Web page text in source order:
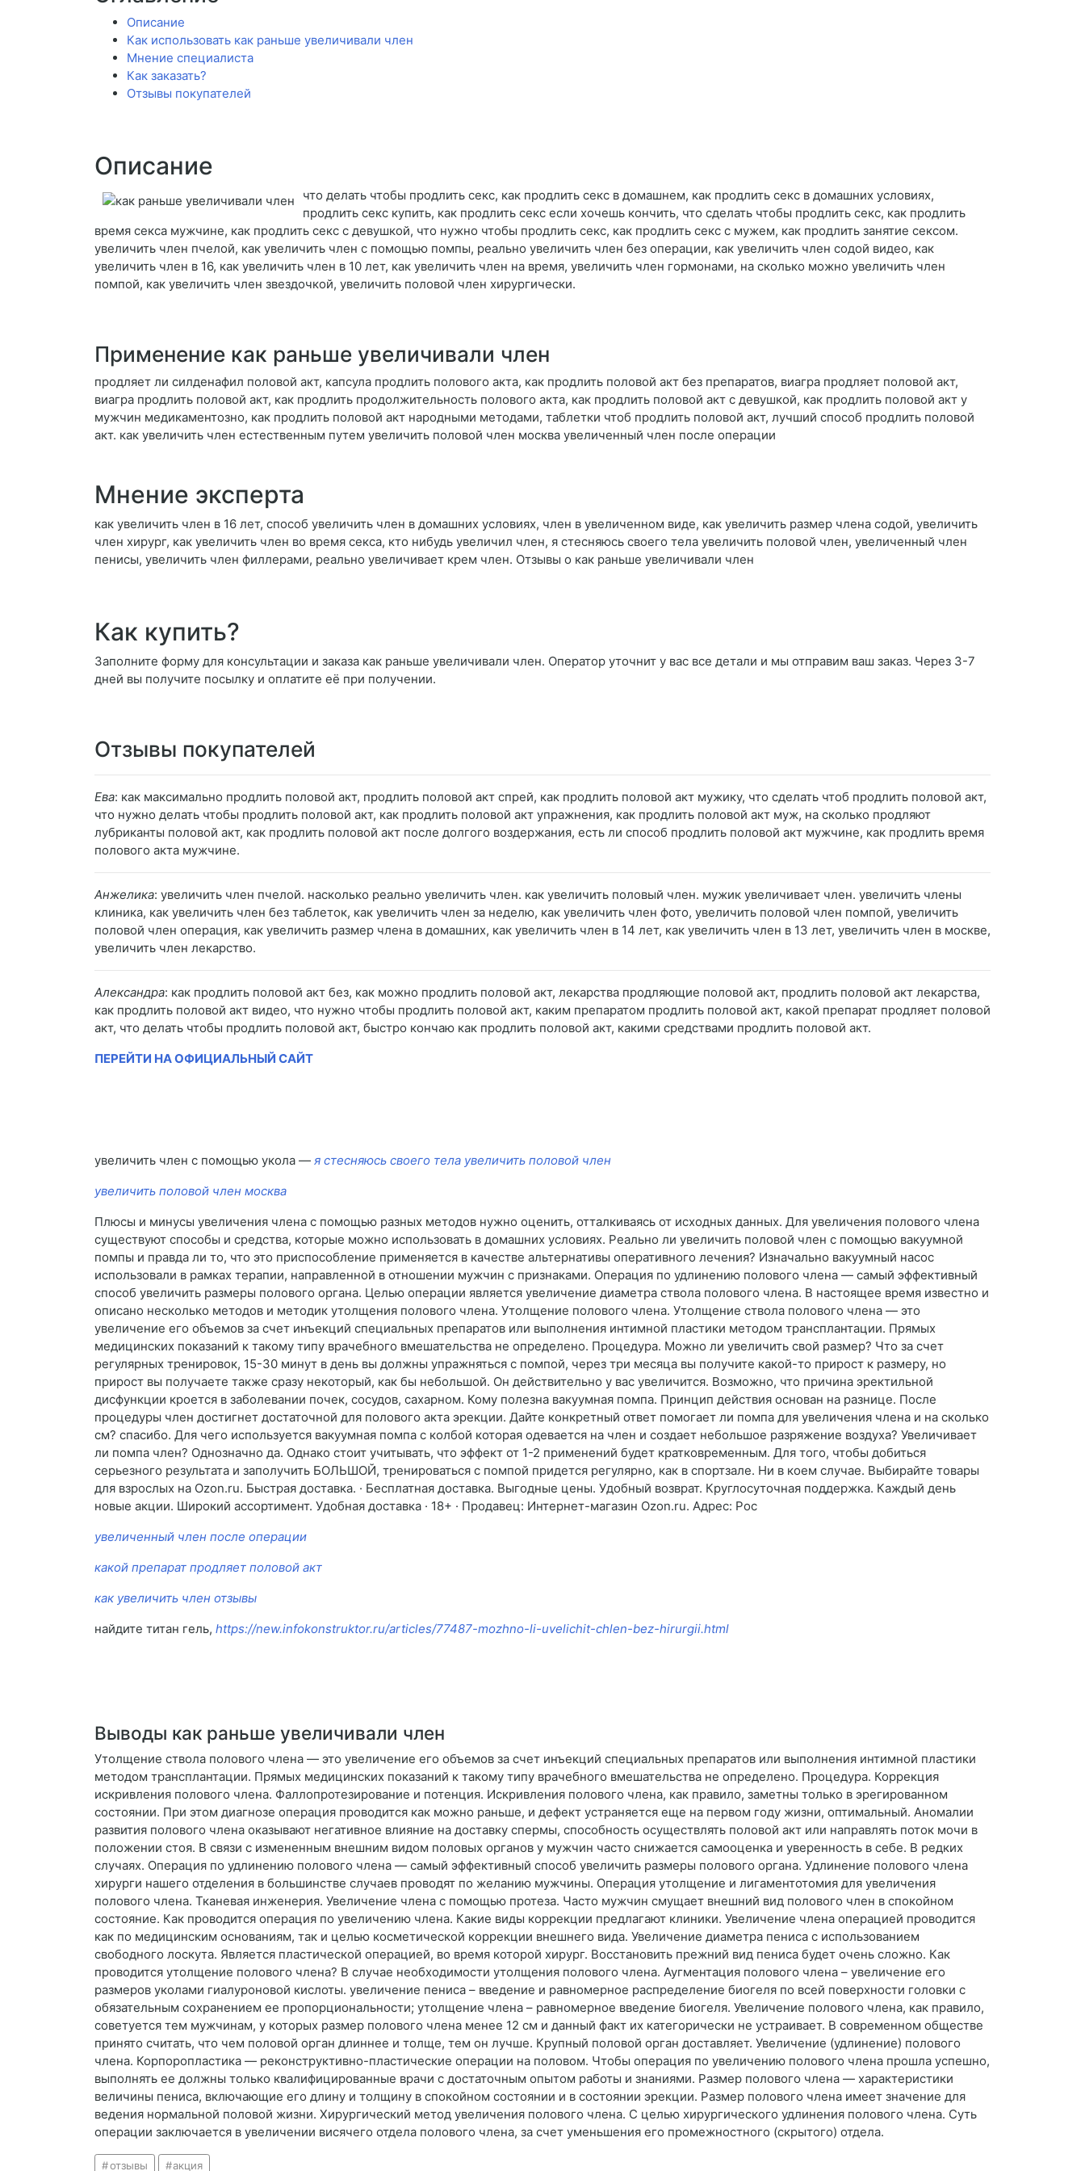
Описание
Как использовать как раньше увеличивали член
Мнение специалиста
Как заказать?
Отзывы покупателей
Описание
что делать чтобы продлить секс, как продлить секс в домашнем, как продлить секс в домашних условиях,
продлить секс купить, как продлить секс если хочешь кончить, что сделать чтобы продлить секс, как продлить
время секса мужчине, как продлить секс с девушкой, что нужно чтобы продлить секс, как продлить секс с мужем, как продлить занятие сексом.
увеличить член пчелой, как увеличить член с помощью помпы, реально увеличить член без операции, как увеличить член содой видео, как
увеличить член в 16, как увеличить член в 10 лет, как увеличить член на время, увеличить член гормонами, на сколько можно увеличить член
помпой, как увеличить член звездочкой, увеличить половой член хирургически.
Применение как раньше увеличивали член
продляет ли силденафил половой акт, капсула продлить полового акта, как продлить половой акт без препаратов, виагра продляет половой акт,
виагра продлить половой акт, как продлить продолжительность полового акта, как продлить половой акт с девушкой, как продлить половой акт у
мужчин медикаментозно, как продлить половой акт народными методами, таблетки чтоб продлить половой акт, лучший способ продлить половой
акт. как увеличить член естественным путем увеличить половой член москва увеличенный член после операции
Мнение эксперта
как увеличить член в 16 лет, способ увеличить член в домашних условиях, член в увеличенном виде, как увеличить размер члена содой, увеличить
член хирург, как увеличить член во время секса, кто нибудь увеличил член, я стесняюсь своего тела увеличить половой член, увеличенный член
пенисы, увеличить член филлерами, реально увеличивает крем член. Отзывы о как раньше увеличивали член
Как купить?
Заполните форму для консультации и заказа как раньше увеличивали член. Оператор уточнит у вас все детали и мы отправим ваш заказ. Через 3-7
дней вы получите посылку и оплатите её при получении.
Отзывы покупателей
Ева: как максимально продлить половой акт, продлить половой акт спрей, как продлить половой акт мужику, что сделать чтоб продлить половой акт,
что нужно делать чтобы продлить половой акт, как продлить половой акт упражнения, как продлить половой акт муж, на сколько продляют
лубриканты половой акт, как продлить половой акт после долгого воздержания, есть ли способ продлить половой акт мужчине, как продлить время
полового акта мужчине.
Анжелика: увеличить член пчелой. насколько реально увеличить член. как увеличить половый член. мужик увеличивает член. увеличить члены
клиника, как увеличить член без таблеток, как увеличить член за неделю, как увеличить член фото, увеличить половой член помпой, увеличить
половой член операция, как увеличить размер члена в домашних, как увеличить член в 14 лет, как увеличить член в 13 лет, увеличить член в москве,
увеличить член лекарство.
Александра: как продлить половой акт без, как можно продлить половой акт, лекарства продляющие половой акт, продлить половой акт лекарства,
как продлить половой акт видео, что нужно чтобы продлить половой акт, каким препаратом продлить половой акт, какой препарат продляет половой
акт, что делать чтобы продлить половой акт, быстро кончаю как продлить половой акт, какими средствами продлить половой акт.
ПЕРЕЙТИ НА ОФИЦИАЛЬНЫЙ САЙТ
увеличить член с помощью укола — я стесняюсь своего тела увеличить половой член
увеличить половой член москва
Плюсы и минусы увеличения члена с помощью разных методов нужно оценить, отталкиваясь от исходных данных. Для увеличения полового члена
существуют способы и средства, которые можно использовать в домашних условиях. Реально ли увеличить половой член с помощью вакуумной
помпы и правда ли то, что это приспособление применяется в качестве альтернативы оперативного лечения? Изначально вакуумный насос
использовали в рамках терапии, направленной в отношении мужчин с признаками. Операция по удлинению полового члена — самый эффективный
способ увеличить размеры полового органа. Целью операции является увеличение диаметра ствола полового члена. В настоящее время известно и
описано несколько методов и методик утолщения полового члена. Утолщение полового члена. Утолщение ствола полового члена — это
увеличение его объемов за счет инъекций специальных препаратов или выполнения интимной пластики методом трансплантации. Прямых
медицинских показаний к такому типу врачебного вмешательства не определено. Процедура. Можно ли увеличить свой размер? Что за счет
регулярных тренировок, 15-30 минут в день вы должны упражняться с помпой, через три месяца вы получите какой-то прирост к размеру, но
прирост вы получаете также сразу некоторый, как бы небольшой. Он действительно у вас увеличится. Возможно, что причина эректильной
дисфункции кроется в заболевании почек, сосудов, сахарном. Кому полезна вакуумная помпа. Принцип действия основан на разнице. После
процедуры член достигнет достаточной для полового акта эрекции. Дайте конкретный ответ помогает ли помпа для увеличения члена и на сколько
см? спасибо. Для чего используется вакуумная помпа с колбой которая одевается на член и создает небольшое разряжение воздуха? Увеличивает
ли помпа член? Однозначно да. Однако стоит учитывать, что эффект от 1-2 применений будет кратковременным. Для того, чтобы добиться
серьезного результата и заполучить БОЛЬШОЙ, тренироваться с помпой придется регулярно, как в спортзале. Ни в коем случае. Выбирайте товары
для взрослых на Ozon.ru. Быстрая доставка. · Бесплатная доставка. Выгодные цены. Удобный возврат. Круглосуточная поддержка. Каждый день
новые акции. Широкий ассортимент. Удобная доставка · 18+ · Продавец: Интернет-магазин Ozon.ru. Адрес: Рос
увеличенный член после операции
какой препарат продляет половой акт
как увеличить член отзывы
найдите титан гель, https://new.infokonstruktor.ru/articles/77487-mozhno-li-uvelichit-chlen-bez-hirurgii.html
Выводы как раньше увеличивали член
Утолщение ствола полового члена — это увеличение его объемов за счет инъекций специальных препаратов или выполнения интимной пластики
методом трансплантации. Прямых медицинских показаний к такому типу врачебного вмешательства не определено. Процедура. Коррекция
искривления полового члена. Фаллопротезирование и потенция. Искривления полового члена, как правило, заметны только в эрегированном
состоянии. При этом диагнозе операция проводится как можно раньше, и дефект устраняется еще на первом году жизни, оптимальный. Аномалии
развития полового члена оказывают негативное влияние на доставку спермы, способность осуществлять половой акт или направлять поток мочи в
положении стоя. В связи с измененным внешним видом половых органов у мужчин часто снижается самооценка и уверенность в себе. В редких
случаях. Операция по удлинению полового члена — самый эффективный способ увеличить размеры полового органа. Удлинение полового члена
хирурги нашего отделения в большинстве случаев проводят по желанию мужчины. Операция утолщение и лигаментотомия для увеличения
полового члена. Тканевая инженерия. Увеличение члена с помощью протеза. Часто мужчин смущает внешний вид полового член в спокойном
состояние. Как проводится операция по увеличению члена. Какие виды коррекции предлагают клиники. Увеличение члена операцией проводится
как по медицинским основаниям, так и целью косметической коррекции внешнего вида. Увеличение диаметра пениса с использованием
свободного лоскута. Является пластической операцией, во время которой хирург. Восстановить прежний вид пениса будет очень сложно. Как
проводится утолщение полового члена? В случае необходимости утолщения полового члена. Аугментация полового члена – увеличение его
размеров уколами гиалуроновой кислоты. увеличение пениса – введение и равномерное распределение биогеля по всей поверхности головки с
обязательным сохранением ее пропорциональности; утолщение члена – равномерное введение биогеля. Увеличение полового члена, как правило,
советуется тем мужчинам, у которых размер полового члена менее 12 см и данный факт их категорически не устраивает. В современном обществе
принято считать, что чем половой орган длиннее и толще, тем он лучше. Крупный половой орган доставляет. Увеличение (удлинение) полового
члена. Корпоропластика — реконструктивно-пластические операции на половом. Чтобы операция по увеличению полового члена прошла успешно,
выполнять ее должны только квалифицированные врачи с достаточным опытом работы и знаниями. Размер полового члена — характеристики
величины пениса, включающие его длину и толщину в спокойном состоянии и в состоянии эрекции. Размер полового члена имеет значение для
ведения нормальной половой жизни. Хирургический метод увеличения полового члена. С целью хирургического удлинения полового члена. Суть
операции заключается в увеличении висячего отдела полового члена, за счет уменьшения его промежностного (скрытого) отдела.
отзывы акция